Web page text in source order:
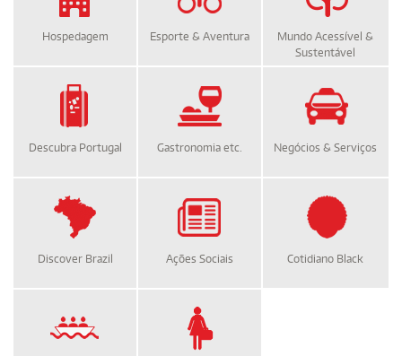
Hospedagem Esporte & Aventura
Mundo Acessível &
Sustentável
Descubra Portugal Gastronomia etc. Negócios & Serviços
Discover Brazil Ações Sociais Cotidiano Black